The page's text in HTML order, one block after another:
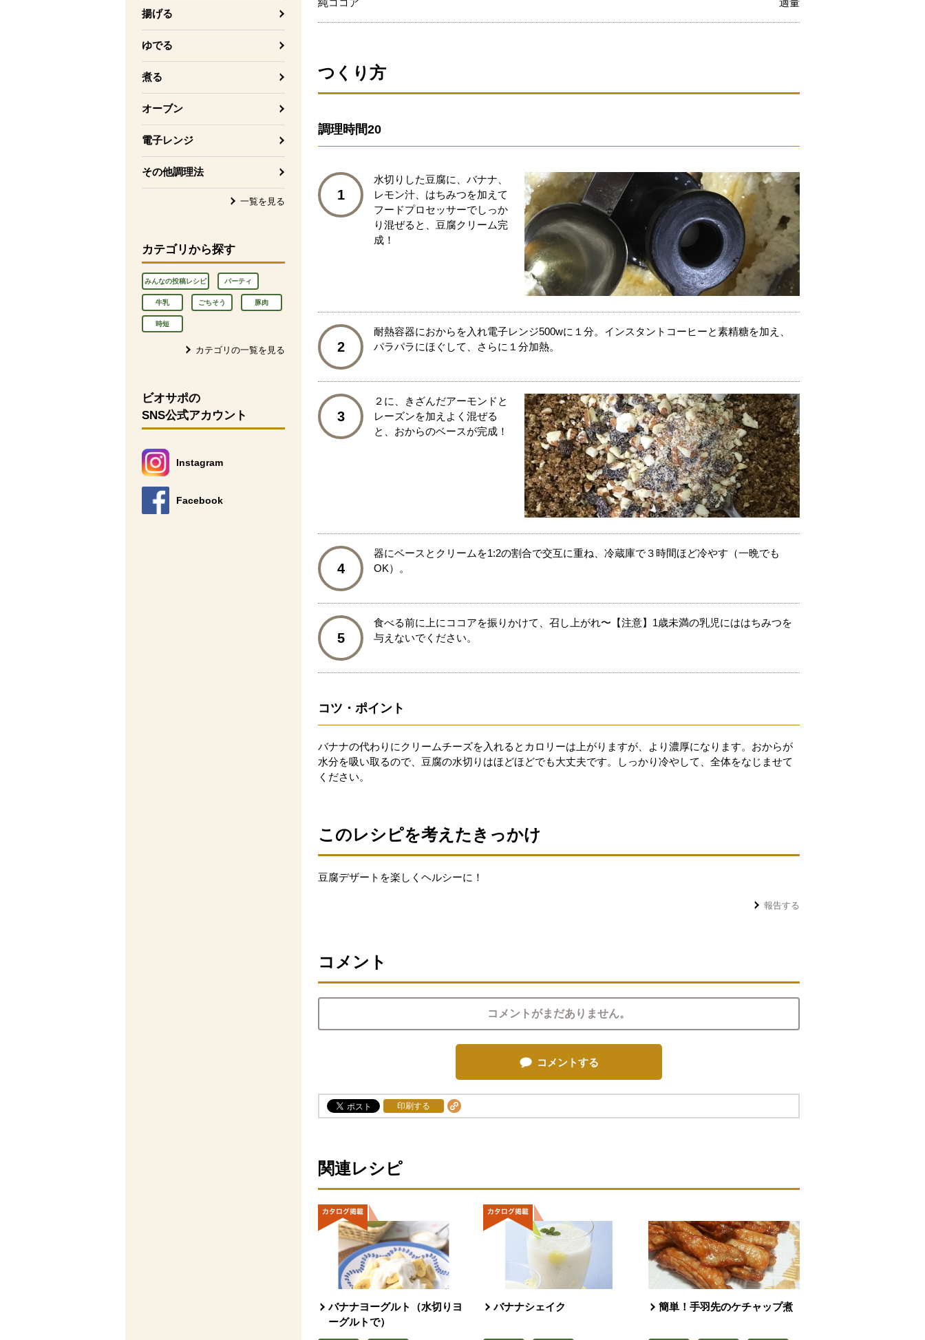
揚げる
ゆでる
煮る
オーブン
電子レンジ
その他調理法
一覧を見る
カテゴリから探す
みんなの投稿レシピ パーティ
牛乳 ごちそう 豚肉
時短
カテゴリの一覧を見る
ビオサポの
SNS公式アカウント
Instagram
別のウィンドウで開きます。
Facebook
別のウィンドウで開きます。
純ココア 適量
つくり方
調理時間20
1
水切りした豆腐に、バナナ、
レモン汁、はちみつを加えて
フードプロセッサーでしっか
り混ぜると、豆腐クリーム完
成！
2
耐熱容器におからを入れ電子レンジ500wに１分。インスタントコーヒーと素精糖を加え、
パラパラにほぐして、さらに１分加熱。
3
２に、きざんだアーモンドと
レーズンを加えよく混ぜる
と、おからのベースが完成！
4
器にベースとクリームを1:2の割合で交互に重ね、冷蔵庫で３時間ほど冷やす（一晩でも
OK）。
5
食べる前に上にココアを振りかけて、召し上がれ〜【注意】1歳未満の乳児にははちみつを
与えないでください。
コツ・ポイント
バナナの代わりにクリームチーズを入れるとカロリーは上がりますが、より濃厚になります。おからが
水分を吸い取るので、豆腐の水切りはほどほどでも大丈夫です。しっかり冷やして、全体をなじませて
ください。
このレシピを考えたきっかけ
豆腐デザートを楽しくヘルシーに！
報告する
コメント
コメントがまだありません。
コメントする
印刷する
関連レシピ
バナナヨーグルト（水切りヨ
ーグルトで）
バナナシェイク 簡単！手羽先のケチャップ煮